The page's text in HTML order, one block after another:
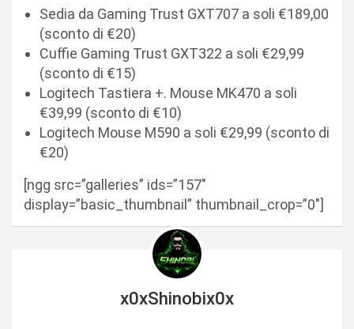
Sedia da Gaming Trust GXT707 a soli €189,00
(sconto di €20)
Cuffie Gaming Trust GXT322 a soli €29,99
(sconto di €15)
Logitech Tastiera +. Mouse MK470 a soli
€39,99 (sconto di €10)
Logitech Mouse M590 a soli €29,99 (sconto di
€20)
[ngg src=”galleries” ids=”157″
display=”basic_thumbnail” thumbnail_crop=”0″]
x0xShinobix0x